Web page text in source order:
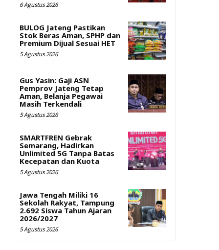
6 Agustus 2026
BULOG Jateng Pastikan
Stok Beras Aman, SPHP dan
Premium Dijual Sesuai HET
5 Agustus 2026
Gus Yasin: Gaji ASN
Pemprov Jateng Tetap
Aman, Belanja Pegawai
Masih Terkendali
5 Agustus 2026
SMARTFREN Gebrak
Semarang, Hadirkan
Unlimited 5G Tanpa Batas
Kecepatan dan Kuota
5 Agustus 2026
Jawa Tengah Miliki 16
Sekolah Rakyat, Tampung
2.692 Siswa Tahun Ajaran
2026/2027
5 Agustus 2026